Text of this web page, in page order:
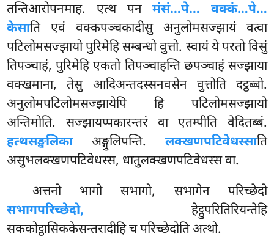
तन्तिआरोपनमाह. एत्थ पनमंसं…पे… वक्कं…पे…
केसाति एवं वक्कपञ्चकादीसु अनुलोमसज्झायं वत्वा
पटिलोमसज्झायो पुरिमेहि सम्बन्धो वुत्तो. स्वायं ये परतो विसुं
तिपञ्चाहं, पुरिमेहि एकतो तिपञ्चाहन्ति छपञ्चाहं सज्झाया
वक्खमाना, तेसु आदिअन्तदस्सनवसेन वुत्तोति दट्ठब्बो.
अनुलोमपटिलोमसज्झायेपि हि पटिलोमसज्झायो
अन्तिमोति. सज्झायप्पकारन्तरं वा एतम्पीति वेदितब्बं.
हत्थसङ्खलिकाअङ्गुलिपन्ति. लक्खणपटिवेधस्साति
असुभलक्खणपटिवेधस्स, धातुलक्खणपटिवेधस्स वा.
अत्तनो भागो सभागो, सभागेन परिच्छेदो
सभागपरिच्छेदो, हेट्ठुपरितिरियन्तेहि
सककोट्ठासिककेसन्तरादीहि च परिच्छेदोति अत्थो.